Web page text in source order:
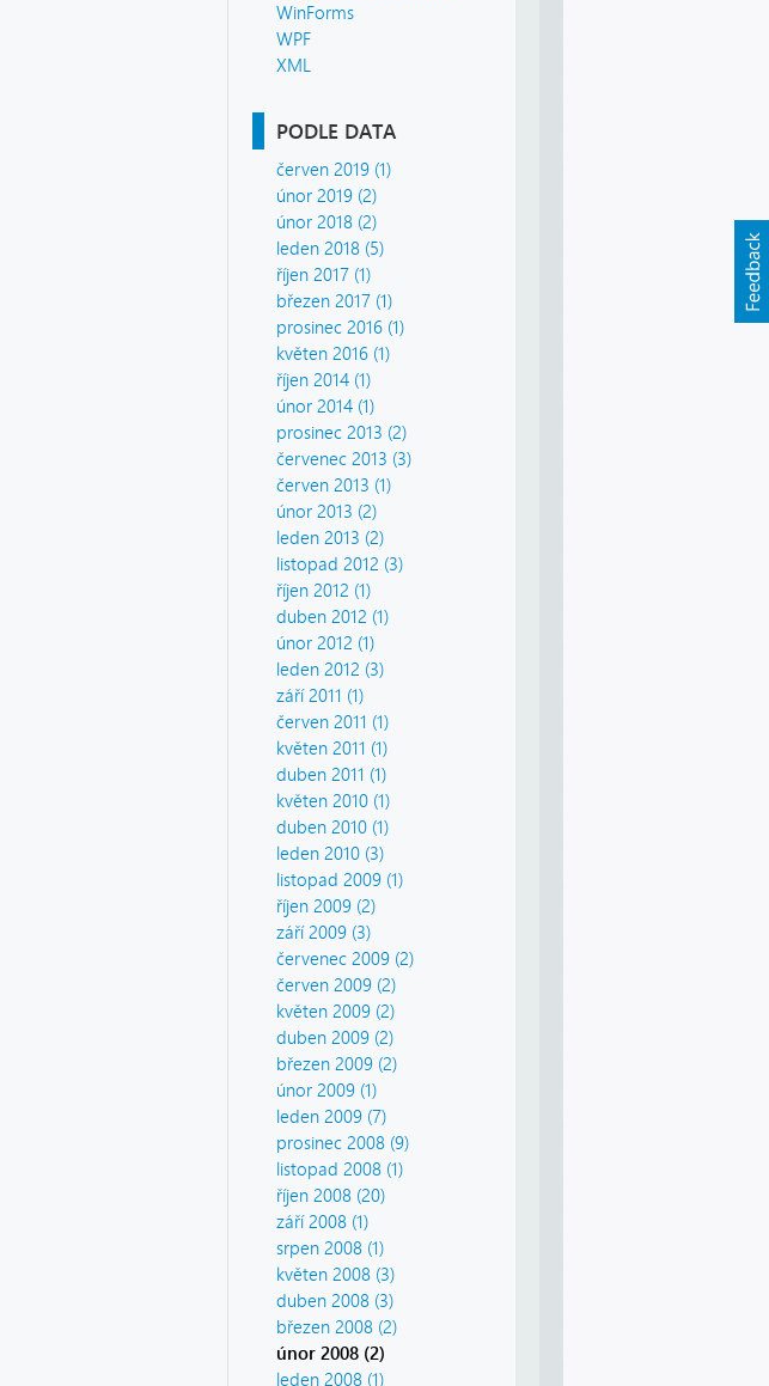
WinForms
WPF
XML
PODLE DATA
červen 2019 (1)
únor 2019 (2)
únor 2018 (2)
leden 2018 (5)
říjen 2017 (1)
březen 2017 (1)
prosinec 2016 (1)
květen 2016 (1)
říjen 2014 (1)
únor 2014 (1)
prosinec 2013 (2)
červenec 2013 (3)
červen 2013 (1)
únor 2013 (2)
leden 2013 (2)
listopad 2012 (3)
říjen 2012 (1)
duben 2012 (1)
únor 2012 (1)
leden 2012 (3)
září 2011 (1)
červen 2011 (1)
květen 2011 (1)
duben 2011 (1)
květen 2010 (1)
duben 2010 (1)
leden 2010 (3)
listopad 2009 (1)
říjen 2009 (2)
září 2009 (3)
červenec 2009 (2)
červen 2009 (2)
květen 2009 (2)
duben 2009 (2)
březen 2009 (2)
únor 2009 (1)
leden 2009 (7)
prosinec 2008 (9)
listopad 2008 (1)
říjen 2008 (20)
září 2008 (1)
srpen 2008 (1)
květen 2008 (3)
duben 2008 (3)
březen 2008 (2)
únor 2008 (2)
leden 2008 (1)